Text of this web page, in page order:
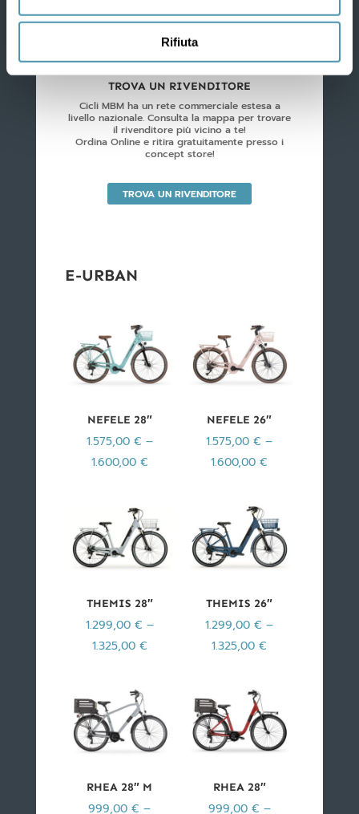
Rifiuta

TROVA UN RIVENDITORE
Cicli MBM ha un rete commerciale estesa a
livello nazionale. Consulta la mappa per trovare
il rivenditore più vicino a te!
Ordina Online e ritira gratuitamente presso i
concept store!
TROVA UN RIVENDITORE
E-URBAN
NEFELE 28″
1.575,00 € –
1.600,00 €
NEFELE 26″
1.575,00€ –
1.600,00€
THEMIS 28″
1.299,00 € –
1.325,00 €
THEMIS 26″
1.299,00€ –
1.325,00€
RHEA 28″ M
999,00€ –
RHEA 28″
999,00 € –